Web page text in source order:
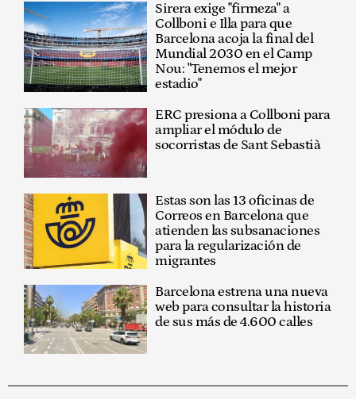
Sirera exige "firmeza" a
Collboni e Illa para que
Barcelona acoja la final del
Mundial 2030 en el Camp
Nou: "Tenemos el mejor
estadio"
ERC presiona a Collboni para
ampliar el módulo de
socorristas de Sant Sebastià
Estas son las 13 oficinas de
Correos en Barcelona que
atienden las subsanaciones
para la regularización de
migrantes
Barcelona estrena una nueva
web para consultar la historia
de sus más de 4.600 calles